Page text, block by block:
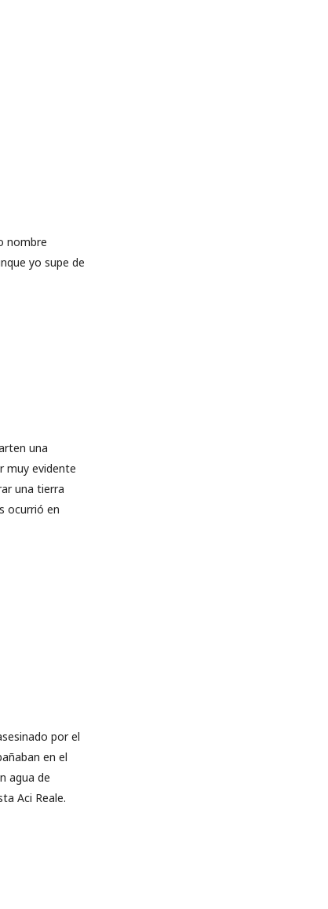
nombre
yo supe de
una
muy evidente
una tierra
ocurrió en
por el
en el
agua de
Aci Reale.